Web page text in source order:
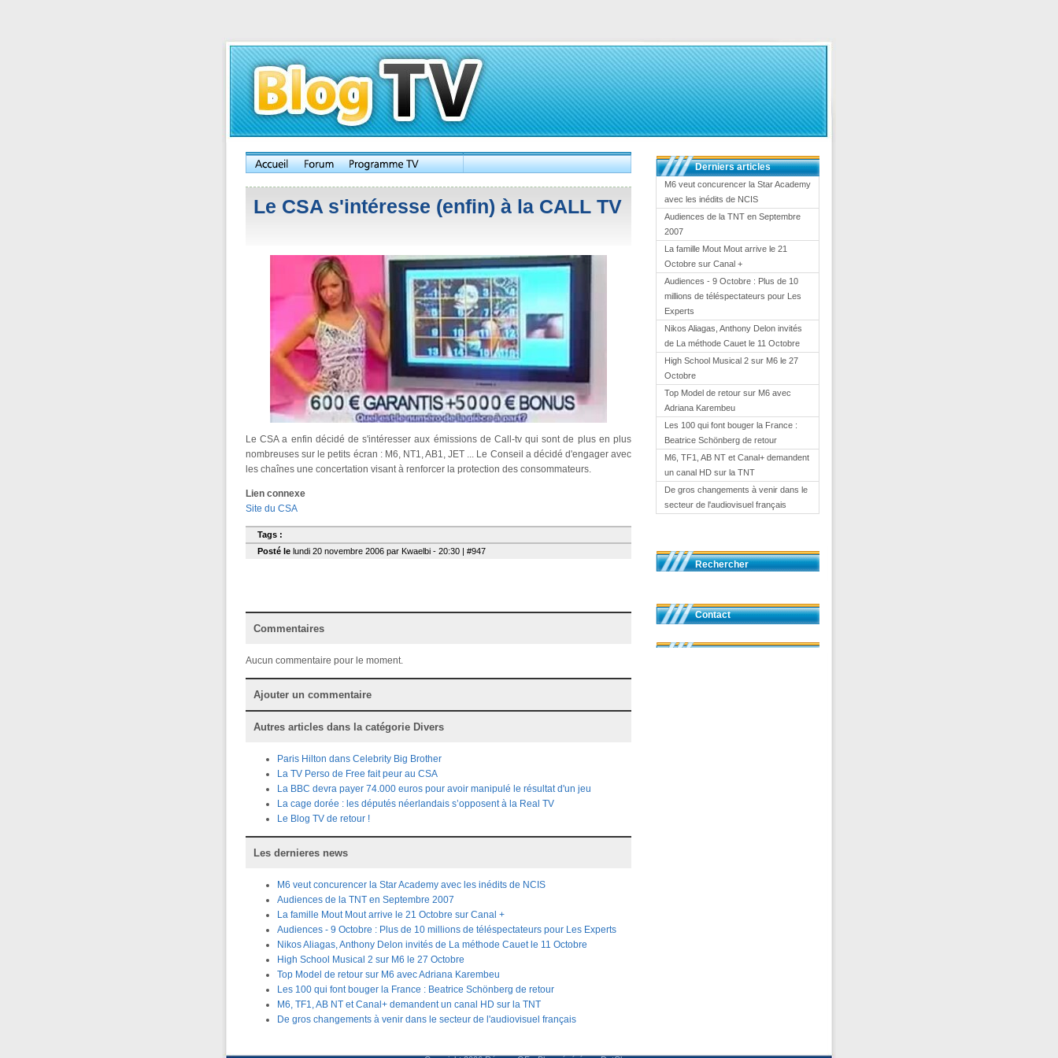
Le CSA s'intéresse (enfin) à la CALL TV
Le CSA a enfin décidé de s'intéresser aux émissions de Call-tv qui sont de plus en plus
nombreuses sur le petits écran : M6, NT1, AB1, JET ... Le Conseil a décidé d'engager avec
les chaînes une concertation visant à renforcer la protection des consommateurs.
Lien connexe
Site du CSA
Tags :
Posté le lundi 20 novembre 2006 par Kwaelbi - 20:30 | #947
Commentaires
Aucun commentaire pour le moment.
Ajouter un commentaire
Autres articles dans la catégorie Divers
Paris Hilton dans Celebrity Big Brother
La TV Perso de Free fait peur au CSA
La BBC devra payer 74.000 euros pour avoir manipulé le résultat d'un jeu
La cage dorée : les députés néerlandais s’opposent à la Real TV
Le Blog TV de retour !
Les dernieres news
M6 veut concurencer la Star Academy avec les inédits de NCIS
Audiences de la TNT en Septembre 2007
La famille Mout Mout arrive le 21 Octobre sur Canal +
Audiences - 9 Octobre : Plus de 10 millions de téléspectateurs pour Les Experts
Nikos Aliagas, Anthony Delon invités de La méthode Cauet le 11 Octobre
High School Musical 2 sur M6 le 27 Octobre
Top Model de retour sur M6 avec Adriana Karembeu
Les 100 qui font bouger la France : Beatrice Schönberg de retour
M6, TF1, AB NT et Canal+ demandent un canal HD sur la TNT
De gros changements à venir dans le secteur de l'audiovisuel français
Derniers articles
M6 veut concurencer la Star Academy
avec les inédits de NCIS
Audiences de la TNT en Septembre
2007
La famille Mout Mout arrive le 21
Octobre sur Canal +
Audiences - 9 Octobre : Plus de 10
millions de téléspectateurs pour Les
Experts
Nikos Aliagas, Anthony Delon invités
de La méthode Cauet le 11 Octobre
High School Musical 2 sur M6 le 27
Octobre
Top Model de retour sur M6 avec
Adriana Karembeu
Les 100 qui font bouger la France :
Beatrice Schönberg de retour
M6, TF1, AB NT et Canal+ demandent
un canal HD sur la TNT
De gros changements à venir dans le
secteur de l'audiovisuel français
Rechercher
Contact